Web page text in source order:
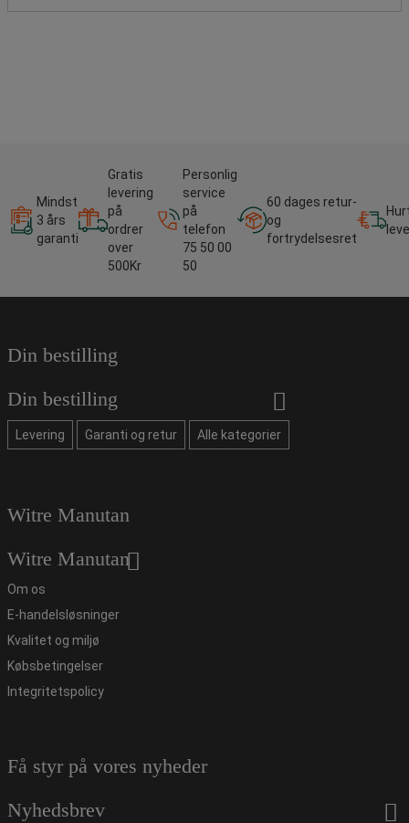
Mindst
3 års
garanti
Gratis
levering
på
ordrer
over
500Kr
Personlig
service
på
telefon
75 50 00
50
60 dages retur-
og
fortrydelsesret
Din bestilling
Din bestilling
Levering Garanti og retur Alle kategorier
Witre Manutan
Witre Manutan
Om os
E-handelsløsninger
Kvalitet og miljø
Købsbetingelser
Integritetspolicy
Få styr på vores nyheder
Nyhedsbrev